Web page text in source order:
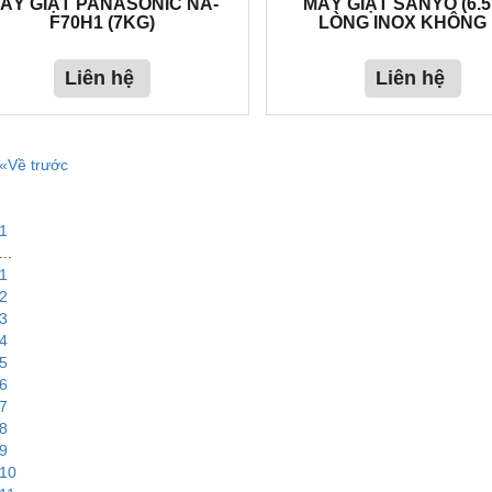
GIẶT PANASONIC NA-
F70H1 (7KG)
Liên hệ
MÁY GIẶT SANYO
LÒNG INOX KHÔNG
Liên hệ
«Về trước
1
...
1
2
3
4
5
6
7
8
9
10